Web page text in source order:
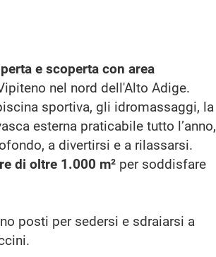
e scoperta con area
nel nord dell'Alto Adige.
sportiva, gli idromassaggi, la
esterna praticabile tutto l’anno,
a divertirsi e a rilassarsi.
di oltre 1.000 m² per soddisfare
posti per sedersi e sdraiarsi a